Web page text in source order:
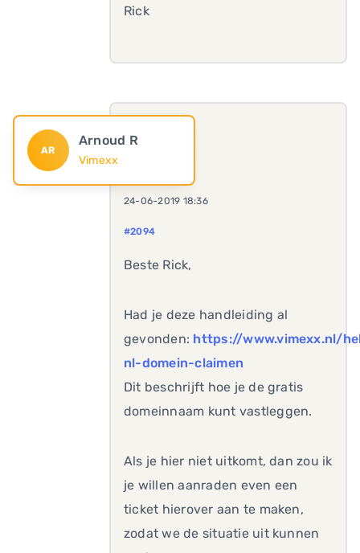
Rick
AR
Arnoud R
Vimexx
24-06-2019 18:36
#2094
Beste Rick,
Had je deze handleiding al
gevonden: https://www.vimexx.nl/
nl-domein-claimen
Dit beschrijft hoe je de gratis
domeinnaam kunt vastleggen.
Als je hier niet uitkomt, dan zou ik
je willen aanraden even een
ticket hierover aan te maken,
zodat we de situatie uit kunnen